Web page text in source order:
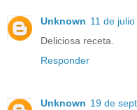
Unknown 11 de
Deliciosa receta.
Responder
Unknown 19 de